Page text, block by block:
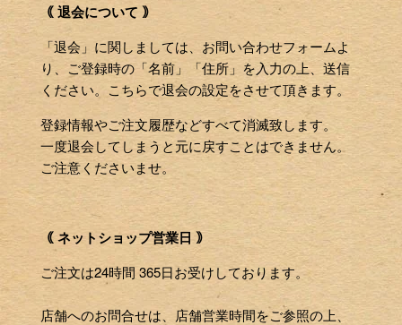
｟ 退会について ｠
「退会」に関しましては、お問い合わせフォームよ
り、ご登録時の「名前」「住所」を入力の上、送信
ください。こちらで退会の設定をさせて頂きます。
登録情報やご注文履歴などすべて消滅致します。
一度退会してしまうと元に戻すことはできません。
ご注意くださいませ。
｟ ネットショップ営業日 ｠
ご注文は24時間 365日お受けしております。
店舗へのお問合せは、店舗営業時間をご参照の上、